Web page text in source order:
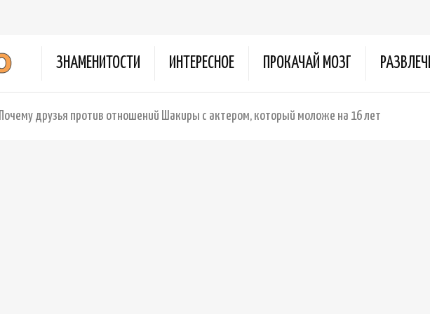
ЗНАМЕНИТОСТИ ИНТЕРЕСНОЕ ПРОКАЧАЙ МОЗГ
Почему друзья против отношений Шакиры с актером, который моложе на 16 лет